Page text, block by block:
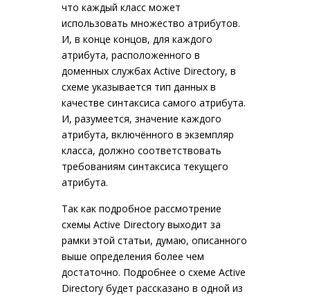
что каждый класс может
использовать множество атрибутов.
И, в конце концов, для каждого
атрибута, расположенного в
доменных службах Active Directory, в
схеме указывается тип данных в
качестве синтаксиса самого атрибута.
И, разумеется, значение каждого
атрибута, включённого в экземпляр
класса, должно соответствовать
требованиям синтаксиса текущего
атрибута.
Так как подробное рассмотрение
схемы Active Directory выходит за
рамки этой статьи, думаю, описанного
выше определения более чем
достаточно. Подробнее о схеме Active
Directory будет рассказано в одной из